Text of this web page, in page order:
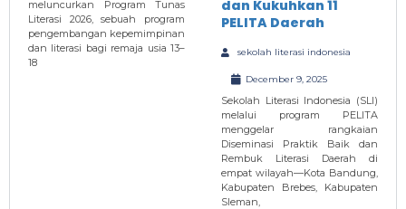
meluncurkan Program Tunas
Literasi 2026, sebuah program
pengembangan kepemimpinan
dan literasi bagi remaja usia 13–
18
dan Kukuhkan 11
PELITA Daerah
sekolah literasi indonesia
December 9, 2025
Sekolah Literasi Indonesia (SLI)
melalui program PELITA
menggelar rangkaian
Diseminasi Praktik Baik dan
Rembuk Literasi Daerah di
empat wilayah—Kota Bandung,
Kabupaten Brebes, Kabupaten
Sleman,